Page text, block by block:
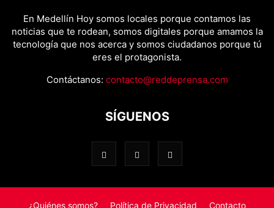
En Medellín Hoy somos locales porque contamos las
noticias que te rodean, somos digitales porque amamos la
tecnología que nos acerca y somos ciudadanos porque tú
eres el protagonista.
Contáctanos: contacto@reddeprensa.com
SÍGUENOS
¿Quiénes somos? Política de Privacidad Contacto